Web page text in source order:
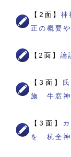
【2面】
正の概要
【2面】 論
【3面】
施 牛窓神
【3面】
を 杭全神